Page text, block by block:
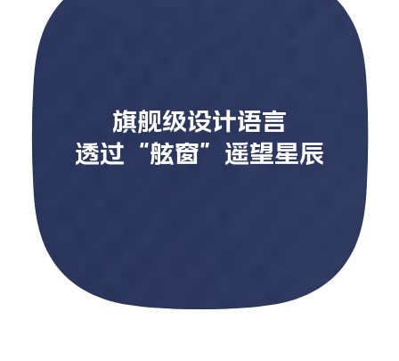
旗舰级设计语言
透过“舷窗”遥望星辰
旗舰级设计语言
透过“舷窗”遥望星辰